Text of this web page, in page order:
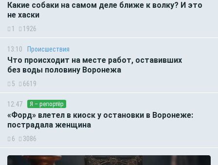
Какие собаки на самом деле ближе к волку? И это
не хаски
1 1926
13:10 Происшествия
Что происходит на месте работ, оставивших
без воды половину Воронежа
5 6619
12:47 Я – репортёр
«Форд» влетел в киоск у остановки в Воронеже:
пострадала женщина
6 3086